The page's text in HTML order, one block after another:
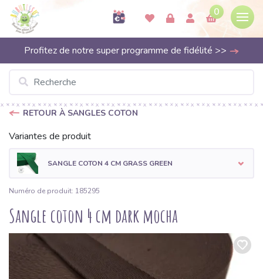
0
Profitez de notre super programme de fidélité >>
RETOUR À SANGLES COTON
Variantes de produit
SANGLE COTON 4 CM GRASS GREEN
Numéro de produit: 185295
Sangle coton 4 cm dark mocha